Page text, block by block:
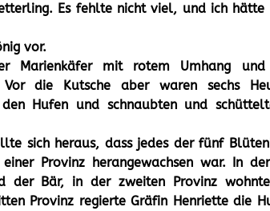
Es fehlte nicht viel, und ich hätte
vor.
Marienkäfer mit rotem Umhang und
die Kutsche aber waren sechs
Hufen und schnaubten und
sich heraus, dass jedes der fünf
Provinz herangewachsen war. In
der Bär, in der zweiten Provinz
Provinz regierte Gräfin Henriette die